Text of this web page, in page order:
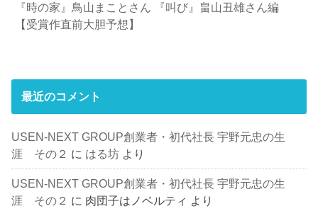
『時の家』鳥山まことさん 『叫び』畠山丑雄さん編
【受賞作直前大胆予想】
最近のコメント
USEN-NEXT GROUP創業者・初代社長 宇野元忠の生
涯 その２ に はる坊 より
USEN-NEXT GROUP創業者・初代社長 宇野元忠の生
涯 その２ に 肉団子はノベルティ より